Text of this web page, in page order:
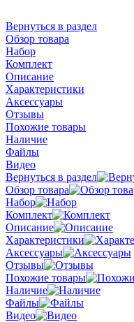
Вернуться в раздел
Обзор товара
Набор
Комплект
Описание
Характеристики
Аксессуары
Отзывы
Похожие товары
Наличие
Файлы
Видео
Вернуться в раздел
Обзор товара
Набор
Комплект
Описание
Характеристики
Аксессуары
Отзывы
Похожие товары
Наличие
Файлы
Видео